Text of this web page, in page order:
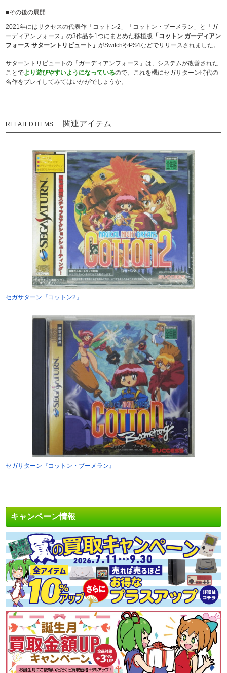
■その後の展開
2021年にはサクセスの代表作「コットン2」「コットン・ブーメラン」と「ガ
ーディアンフォース」の3作品を1つにまとめた移植版 「コットン ガーディアン
フォース サターントリビュート」がSwitchやPS4などでリリースされました。
サターントリビュートの「ガーディアンフォース」は、システムが改善された
ことでより遊びやすいようになっているので、これを機にセガサターン時代の
名作をプレイしてみてはいかがでしょうか。
関連アイテム
セガサターン『コットン2』
セガサターン『コットン・ブーメラン』
キャンペーン情報